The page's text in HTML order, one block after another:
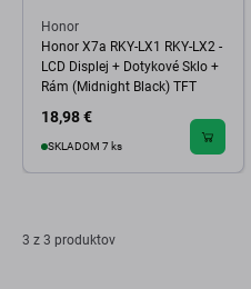
Honor
Honor X7a RKY-LX1 RKY-LX2 -
LCD Displej + Dotykové Sklo +
Rám (Midnight Black) TFT
18,98 €
SKLADOM 7 ks
3 z 3 produktov